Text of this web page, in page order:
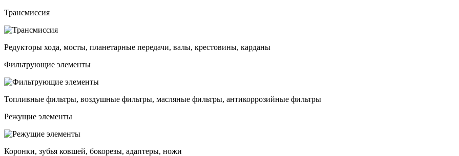
Трансмиссия
Редукторы хода, мосты, планетарные передачи, валы, крестовины, карданы
Фильтрующие элементы
Топливные фильтры, воздушные фильтры, масляные фильтры, антикоррозийные фильтры
Режущие элементы
Коронки, зубья ковшей, бокорезы, адаптеры, ножи